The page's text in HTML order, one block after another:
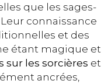
que les sages-
connaissance
et des
étant magique et
sur les sorcières et
ancrées,